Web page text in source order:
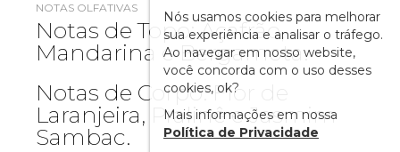
NOTAS OLFATIVAS
Notas de Topo: Açafrão,
Mandarina e Bergamota.
Notas de Corpo: Flor de
Laranjeira, Pralinê e Jasmim
Sambac.
Nós usamos cookies para melhorar
sua experiência e analisar o tráfego.
Ao navegar em nosso website,
você concorda com o uso desses
cookies, ok?
Mais informações em nossa
Política de Privacidade